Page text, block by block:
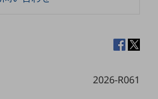
2026-R061